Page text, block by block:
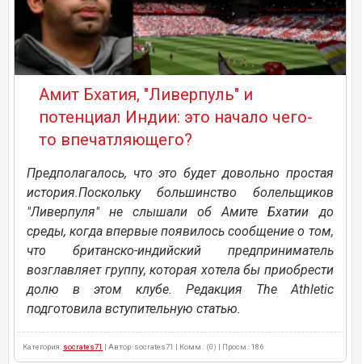
Амит Бхатия, "Ливерпуль" и
потенциал Индии: это начало чего-
то впечатляющего?
Предполагалось, что это будет довольно простая
история.Поскольку большинство болельщиков
"Ливерпуля" не слышали об Амите Бхатии до
среды, когда впервые появилось сообщение о том,
что британско-индийский предприниматель
возглавляет группу, которая хотела бы приобрести
долю в этом клубе. Редакция The Athletic
подготовила вступительную статью.
Категория: socrates71 | Автор: socrates71 | Комм.: (0) | Просм.: 186